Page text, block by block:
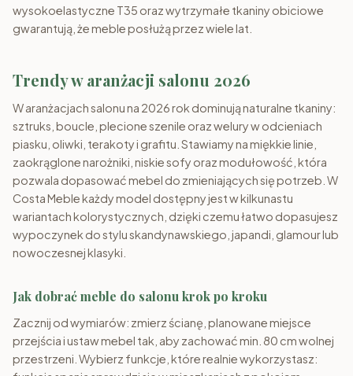
wysokoelastyczne T35 oraz wytrzymałe tkaniny obiciowe
gwarantują, że meble posłużą przez wiele lat.
Trendy w aranżacji salonu 2026
W aranżacjach salonu na 2026 rok dominują naturalne tkaniny:
sztruks, boucle, plecione szenile oraz welury w odcieniach
piasku, oliwki, terakoty i grafitu. Stawiamy na miękkie linie,
zaokrąglone narożniki, niskie sofy oraz modułowość, która
pozwala dopasować mebel do zmieniających się potrzeb. W
Costa Meble każdy model dostępny jest w kilkunastu
wariantach kolorystycznych, dzięki czemu łatwo dopasujesz
wypoczynek do stylu skandynawskiego, japandi, glamour lub
nowoczesnej klasyki.
Jak dobrać meble do salonu krok po kroku
Zacznij od wymiarów: zmierz ścianę, planowane miejsce
przejścia i ustaw mebel tak, aby zachować min. 80 cm wolnej
przestrzeni. Wybierz funkcje, które realnie wykorzystasz: